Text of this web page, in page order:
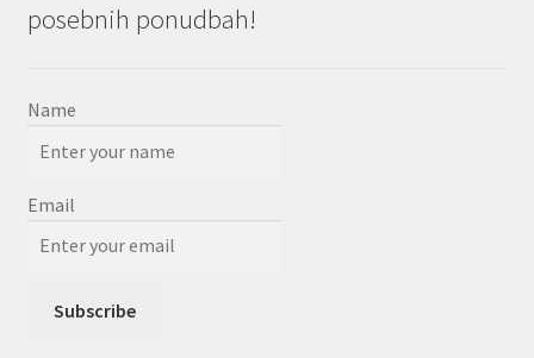
posebnih ponudbah!
Name
Email